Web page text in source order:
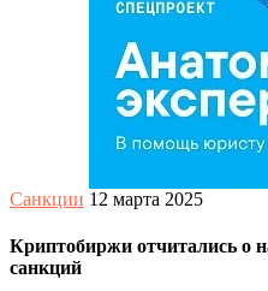
Санкции 12 марта 2025
Криптобиржи отчитались о
санкций